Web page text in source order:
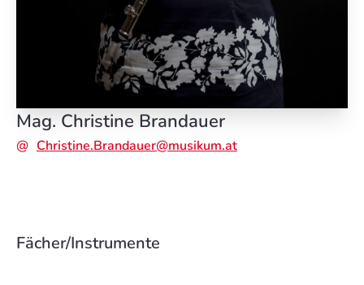
Mag. Christine Brandauer
Christine.Brandauer@musikum.at
Fächer/Instrumente